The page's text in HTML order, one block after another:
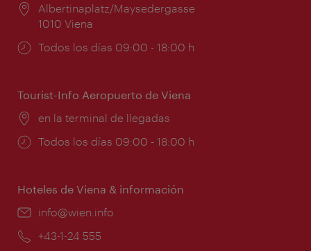
Lugar:
Albertinaplatz/Maysedergasse
1010 Viena
Horarios
Todos los días 09:00 - 18:00 h
Tourist-Info Aeropuerto de Viena
Lugar:
en la terminal de llegadas
Horarios
Todos los días 09:00 - 18:00 h
Hoteles de Viena & información
e-
info@wien.info
Teléfono:
+43-1-24 555